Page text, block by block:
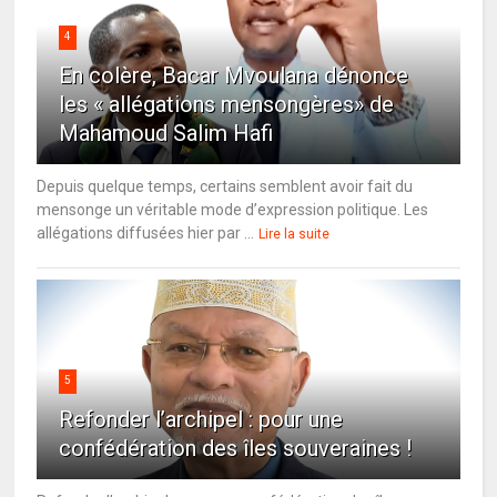
4
En colère, Bacar Mvoulana dénonce
les « allégations mensongères» de
Mahamoud Salim Hafi
Depuis quelque temps, certains semblent avoir fait du
mensonge un véritable mode d’expression politique. Les
allégations diffusées hier par ...
Lire la suite
5
Refonder l’archipel : pour une
confédération des îles souveraines !